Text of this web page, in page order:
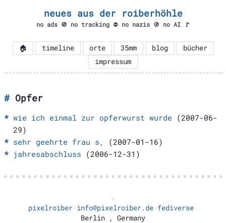
neues aus der roiberhöhle
no ads 🚫 no tracking ⛔ no nazis 🚯 no AI 🚩
🏠 timeline orte 35mm blog
bücher
impressum
Opfer
wie ich einmal zur opferwurst wurde (2007-06-
29)
sehr geehrte frau s,
(2007-01-16)
jahresabschluss (2006-12-31)
pixelroiber· info@pixelroiber.de· fediverse·
Berlin , Germany